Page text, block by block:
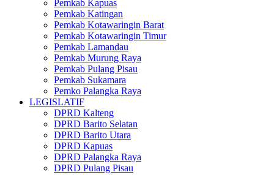
Pemkab Kapuas
Pemkab Katingan
Pemkab Kotawaringin Barat
Pemkab Kotawaringin Timur
Pemkab Lamandau
Pemkab Murung Raya
Pemkab Pulang Pisau
Pemkab Sukamara
Pemko Palangka Raya
LEGISLATIF
DPRD Kalteng
DPRD Barito Selatan
DPRD Barito Utara
DPRD Kapuas
DPRD Palangka Raya
DPRD Pulang Pisau